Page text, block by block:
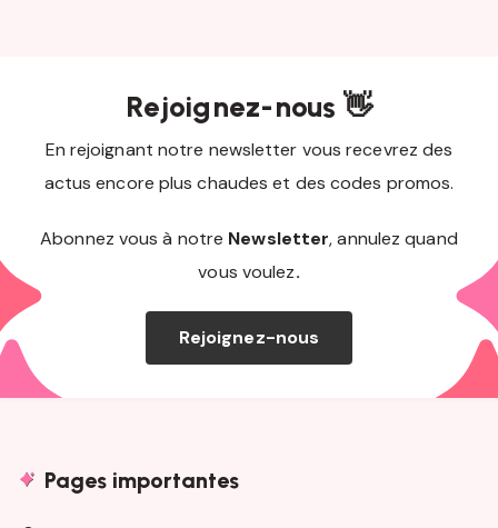
Rejoignez-nous 👋
En rejoignant notre newsletter vous recevrez des
actus encore plus chaudes et des codes promos.
Abonnez vous à notre Newsletter, annulez quand
vous voulez.
Rejoignez-nous
Pages importantes